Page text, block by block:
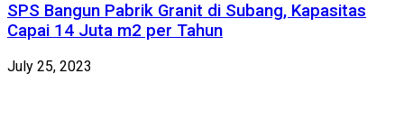
SPS Bangun Pabrik Granit di Subang, Kapasitas
Capai 14 Juta m2 per Tahun
July 25, 2023